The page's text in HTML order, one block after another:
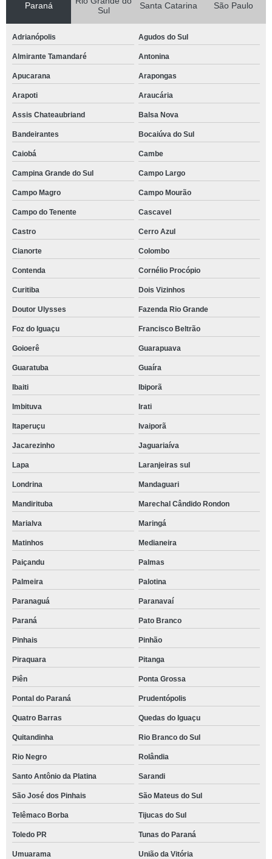
Paraná
Sul
Santa Catarina São Paulo
Adrianópolis Agudos do Sul
Almirante Tamandaré Antonina
Apucarana Arapongas
Arapoti Araucária
Assis Chateaubriand Balsa Nova
Bandeirantes Bocaiúva do Sul
Caiobá Cambe
Campina Grande do Sul Campo Largo
Campo Magro Campo Mourão
Campo do Tenente Cascavel
Castro Cerro Azul
Cianorte Colombo
Contenda Cornélio Procópio
Curitiba Dois Vizinhos
Doutor Ulysses Fazenda Rio Grande
Foz do Iguaçu Francisco Beltrão
Goioerê Guarapuava
Guaratuba Guaíra
Ibaiti Ibiporã
Imbituva Irati
Itaperuçu Ivaiporã
Jacarezinho Jaguariaíva
Lapa Laranjeiras sul
Londrina Mandaguari
Mandirituba Marechal Cândido Rondon
Marialva Maringá
Matinhos Medianeira
Paiçandu Palmas
Palmeira Palotina
Paranaguá Paranavaí
Paraná Pato Branco
Pinhais Pinhão
Piraquara Pitanga
Piên Ponta Grossa
Pontal do Paraná Prudentópolis
Quatro Barras Quedas do Iguaçu
Quitandinha Rio Branco do Sul
Rio Negro Rolândia
Santo Antônio da Platina Sarandi
São José dos Pinhais São Mateus do Sul
Telêmaco Borba Tijucas do Sul
Toledo PR Tunas do Paraná
Umuarama
União da Vitória